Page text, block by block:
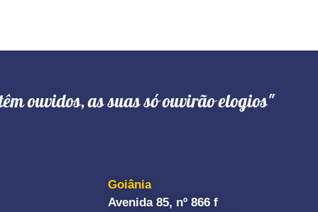
ouvidos, as suas só ouvirão elogios"
Goiânia
Avenida 85, nº 866 f